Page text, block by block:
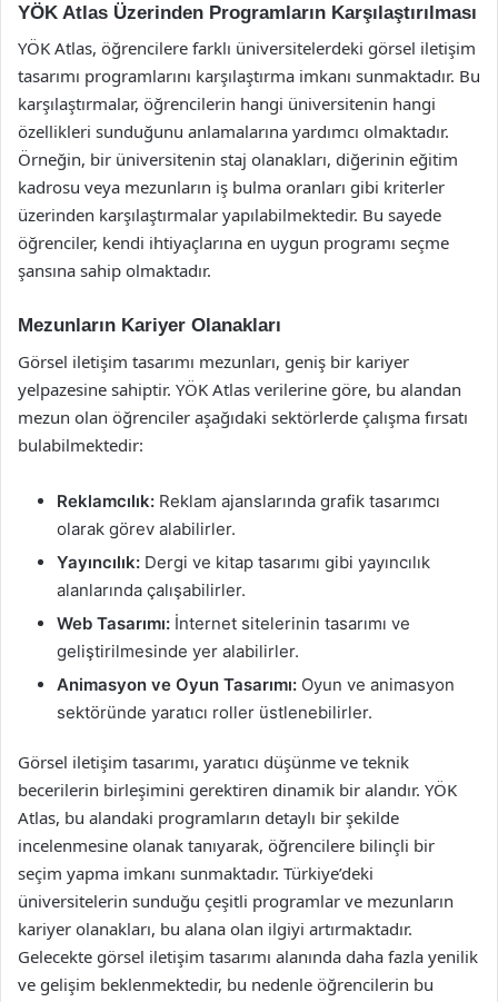
YÖK Atlas Üzerinden Programların Karşılaştırılması
YÖK Atlas, öğrencilere farklı üniversitelerdeki görsel iletişim
tasarımı programlarını karşılaştırma imkanı sunmaktadır. Bu
karşılaştırmalar, öğrencilerin hangi üniversitenin hangi
özellikleri sunduğunu anlamalarına yardımcı olmaktadır.
Örneğin, bir üniversitenin staj olanakları, diğerinin eğitim
kadrosu veya mezunların iş bulma oranları gibi kriterler
üzerinden karşılaştırmalar yapılabilmektedir. Bu sayede
öğrenciler, kendi ihtiyaçlarına en uygun programı seçme
şansına sahip olmaktadır.
Mezunların Kariyer Olanakları
Görsel iletişim tasarımı mezunları, geniş bir kariyer
yelpazesine sahiptir. YÖK Atlas verilerine göre, bu alandan
mezun olan öğrenciler aşağıdaki sektörlerde çalışma fırsatı
bulabilmektedir:
Reklamcılık: Reklam ajanslarında grafik tasarımcı
olarak görev alabilirler.
Yayıncılık: Dergi ve kitap tasarımı gibi yayıncılık
alanlarında çalışabilirler.
Web Tasarımı: İnternet sitelerinin tasarımı ve
geliştirilmesinde yer alabilirler.
Animasyon ve Oyun Tasarımı: Oyun ve animasyon
sektöründe yaratıcı roller üstlenebilirler.
Görsel iletişim tasarımı, yaratıcı düşünme ve teknik
becerilerin birleşimini gerektiren dinamik bir alandır. YÖK
Atlas, bu alandaki programların detaylı bir şekilde
incelenmesine olanak tanıyarak, öğrencilere bilinçli bir
seçim yapma imkanı sunmaktadır. Türkiye’deki
üniversitelerin sunduğu çeşitli programlar ve mezunların
kariyer olanakları, bu alana olan ilgiyi artırmaktadır.
Gelecekte görsel iletişim tasarımı alanında daha fazla yenilik
ve gelişim beklenmektedir, bu nedenle öğrencilerin bu